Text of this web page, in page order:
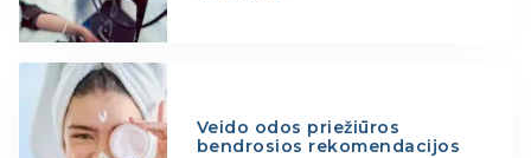
Veido odos priežiūros
bendrosios rekomendacijos